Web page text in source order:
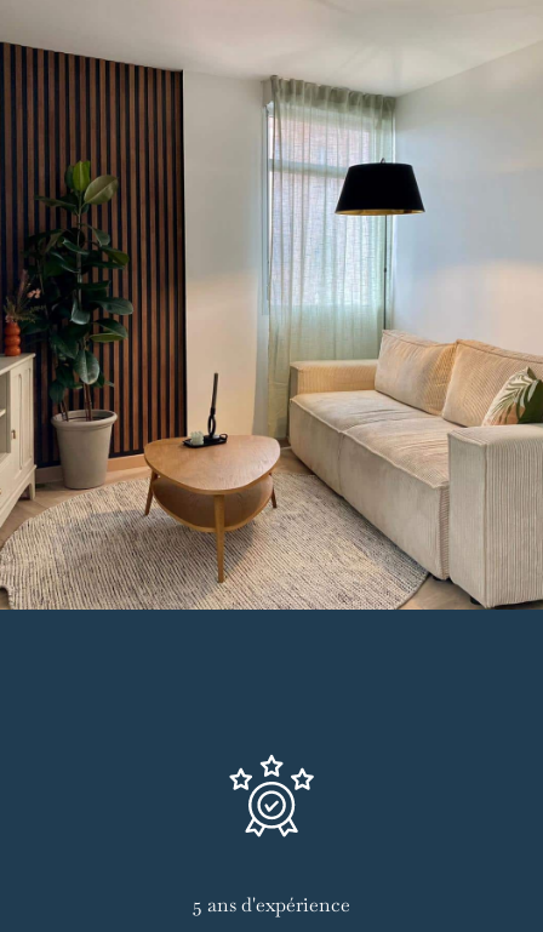
5 ans d'expérience